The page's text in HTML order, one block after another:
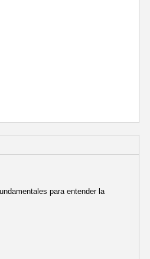
para entender la